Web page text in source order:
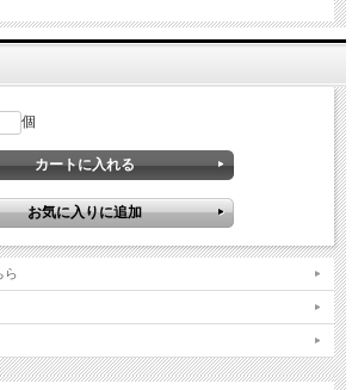
トできるかどうかを知らずにスタックしてはいけませ
えています。
備えたSTRIKER（ストライカー）デジタルメーター
ー（セルフスターター）装着バイクや、複数のアクセ
バイクに最適です。
（ストライカー）はエレクトリックスターター
イクを持つ誰にとっても必要です。STRIKERの上部
ーは自分で設定した電圧を下回ると警告するように設
ット：STRIKER（ストライカー）には、車両に接続
得したデータが表示されます。TrailTechのデジタルメ
デルに合わせて設計しているため 、便利で簡単なイ
個
ら